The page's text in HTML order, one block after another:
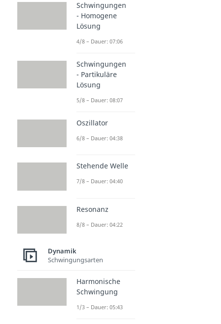
Schwingungen
- Homogene
Lösung
4/8 – Dauer: 07:06
Schwingungen
- Partikuläre
Lösung
5/8 – Dauer: 08:07
Oszillator
6/8 – Dauer: 04:38
Stehende Welle
7/8 – Dauer: 04:40
Resonanz
8/8 – Dauer: 04:22
Dynamik
Schwingungsarten
Harmonische
Schwingung
1/3 – Dauer: 05:43